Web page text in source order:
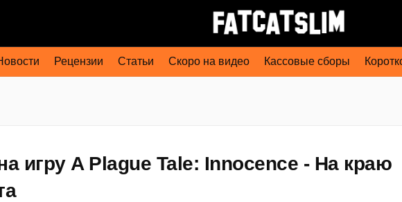
Рецензии Статьи Скоро на видео Кассовые сборы
игру A Plague Tale: Innocence - На краю